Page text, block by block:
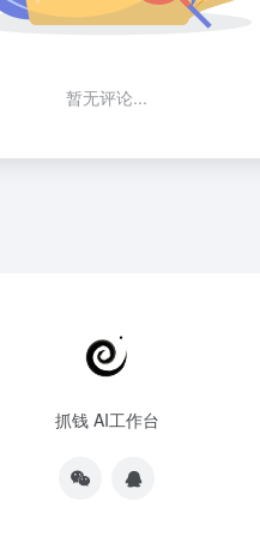
暂无评论...
抓钱 AI工作台